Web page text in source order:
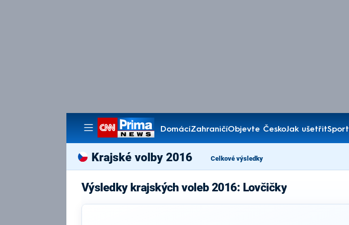
DomácíZahraničíObjevte ČeskoJak ušetřitSport
Pořady
Krajské volby 2016 Celkové výsledky
Výsledky krajských voleb 2016: Lovčičky